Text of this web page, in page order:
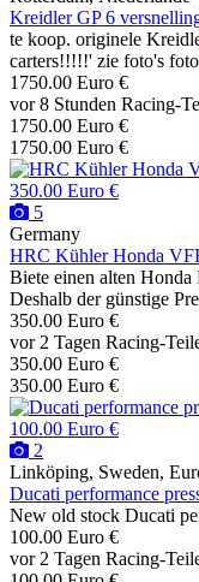
Kreidler GP 6
te koop. originele
carters!!!!!' zie foto's
1750.00 Euro €
vor 8 Stunden Racing-
1750.00 Euro €
1750.00 Euro €
350.00 Euro €
5
Germany
HRC Kühler Honda
Biete einen alten
Deshalb der günstige
350.00 Euro €
vor 2 Tagen Racing-
350.00 Euro €
350.00 Euro €
100.00 Euro €
2
Linköping, Sweden,
Ducati performance
New old stock Ducati
100.00 Euro €
vor 2 Tagen Racing-